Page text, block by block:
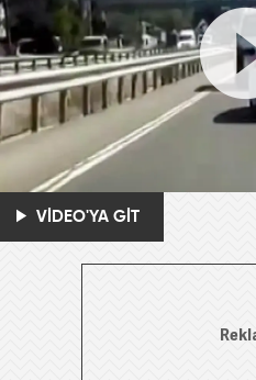
VİDEO'YA GİT